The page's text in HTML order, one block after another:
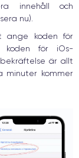
innehåll och
nu).
ange koden för
koden för iOs-
är allt
minuter kommer